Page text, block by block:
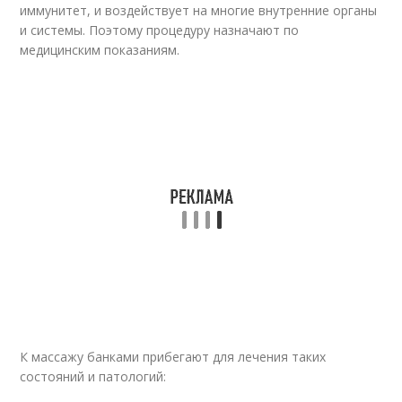
иммунитет, и воздействует на многие внутренние органы
и системы. Поэтому процедуру назначают по
медицинским показаниям.
К массажу банками прибегают для лечения таких
состояний и патологий: